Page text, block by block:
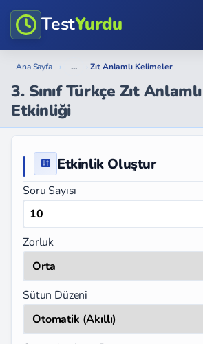
TestYurdu
Ana Sayfa › ... › Zıt Anlamlı Kelimeler
3. Sınıf Türkçe Zıt
Etkinliği
Etkinlik Oluştur
Soru Sayısı
Zorluk
Sütun Düzeni